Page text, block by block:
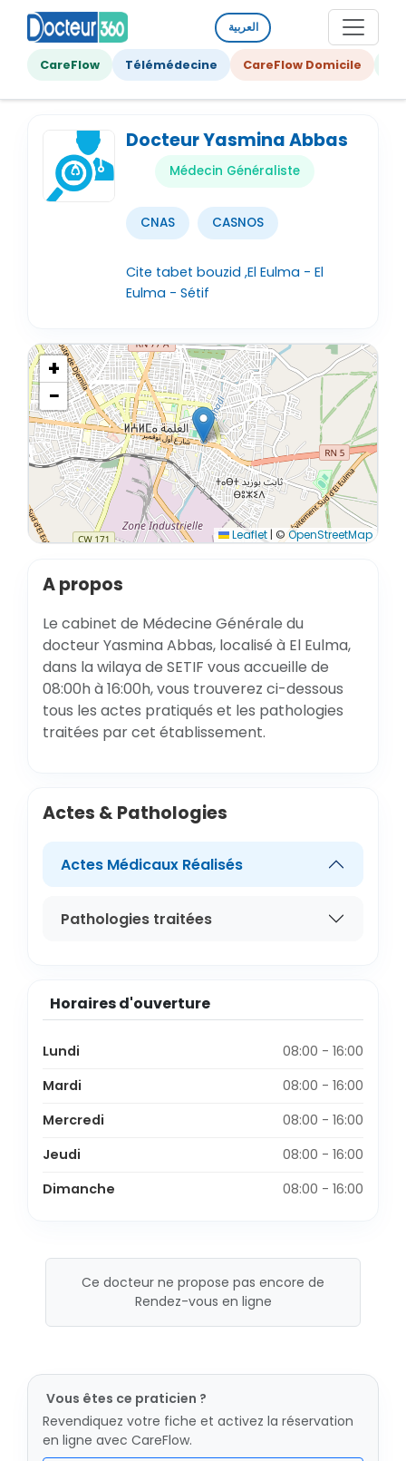
العربية
CareFlow Télémédecine CareFlow Domicile
Docteur Yasmina Abbas
Médecin Généraliste
CNAS CASNOS
Cite tabet bouzid ,El Eulma - El
Eulma - Sétif
+
−
Leaflet | ©OpenStreetMap
A propos
Le cabinet de Médecine Générale du
docteur Yasmina Abbas, localisé à El Eulma,
dans la wilaya de SETIF vous accueille de
08:00h à 16:00h, vous trouverez ci-dessous
tous les actes pratiqués et les pathologies
traitées par cet établissement.
Actes & Pathologies
Actes Médicaux Réalisés
Pathologies traitées
Horaires d'ouverture
Lundi
08:00 - 16:00
Mardi
08:00 - 16:00
Mercredi
08:00 - 16:00
Jeudi
08:00 - 16:00
Dimanche
08:00 - 16:00
Ce docteur ne propose pas encore de
Rendez-vous en ligne
Vous êtes ce praticien ?
Revendiquez votre fiche et activez la réservation
en ligne avec CareFlow.